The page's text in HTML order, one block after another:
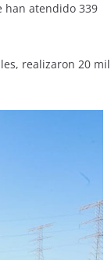
han atendido 339
realizaron 20 mil